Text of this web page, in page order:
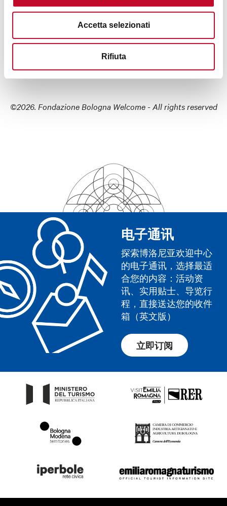
Accetta selezionati
Rifiuta
博洛尼亞市政府的 文化
與創意部門負責推廣與發展
創意現況。
©2026. Fondazione Bologna Welcome - All rights reserved
电子通讯
探索博洛尼亚欢迎中心
的电子通讯，选择最适
合您的内容：活动资
讯、实用贴士、导览行
程，直接送达您的收件
箱（英文版）
立即订阅